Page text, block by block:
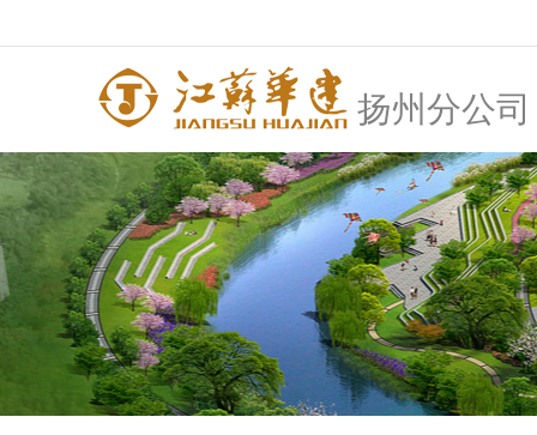
扬州分公司